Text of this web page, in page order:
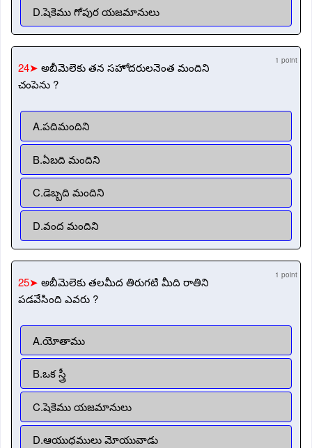
D.షెకెము గోపుర యజమానులు
24➤ అబీమెలెకు తన సహోదరులనెంత మందిని
చంపెను ?
1 point
A.పదిమందిని
B.ఏబది మందిని
C.డెబ్బది మందిని
D.వంద మందిని
25➤ అబీమెలెకు తలమీద తిరుగటి మీది రాతిని
పడవేసింది ఎవరు ?
1 point
A.యోతాము
B.ఒక స్త్రీ
C.షెకెము యజమానులు
D.ఆయుధములు మోయువాడు